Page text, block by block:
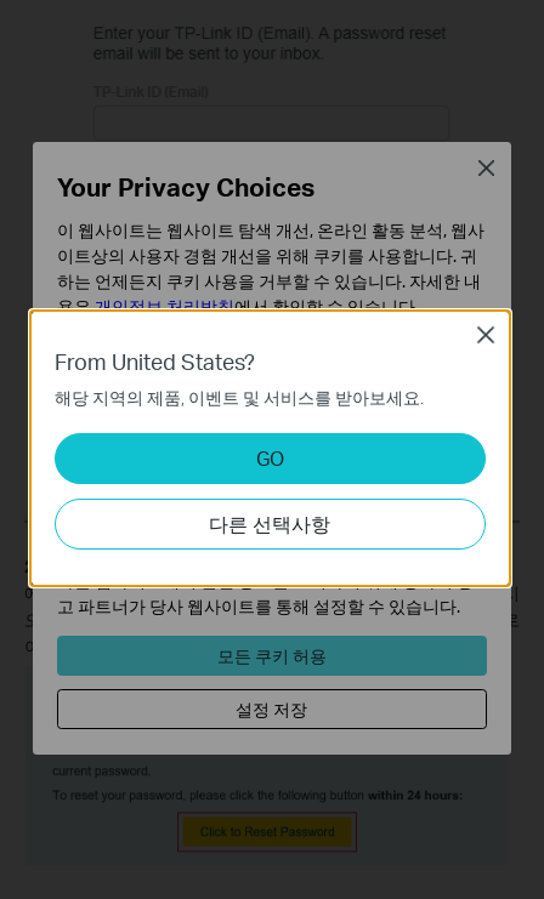
2단계.
에서 보낸 이메일을 찾아‘Click to Reset Password’를 클릭하십시
오. 그러면 TP-Link 클라우드 웹사이트의 비밀번호 재설정 페이지로
이동합니다.
From United States?
해당 지역의 제품, 이벤트 및 서비스를 받아보세요.
GO
다른 선택사항
Close
Your Privacy Choices
이 웹사이트는 웹사이트 탐색 개선, 온라인 활동 분석, 웹사
이트상의 사용자 경험 개선을 위해 쿠키를 사용합니다. 귀
하는 언제든지 쿠키 사용을 거부할 수 있습니다. 자세한 내
용은개인정보 처리방침에서 확인할 수 있습니다.
이 쿠키는 웹사이트가 작동하는 데 필요하며 사용자의 시
스템에서 비활성화할 수 없습니다.
분석 및 마케팅 쿠키
분석 쿠키는 웹사이트의 기능을 개선하고 조정하기 위해
웹사이트에서의 사용자 활동을 분석하는 데 사용하는 쿠키
입니다.
마케팅 쿠키는 귀하의 관심사에 대한 프로필을 생성하고
다른 웹사이트에서 관련 광고를 표시하기 위해 당사의 광
고 파트너가 당사 웹사이트를 통해 설정할 수 있습니다.
모든 쿠키 허용
설정 저장
Close